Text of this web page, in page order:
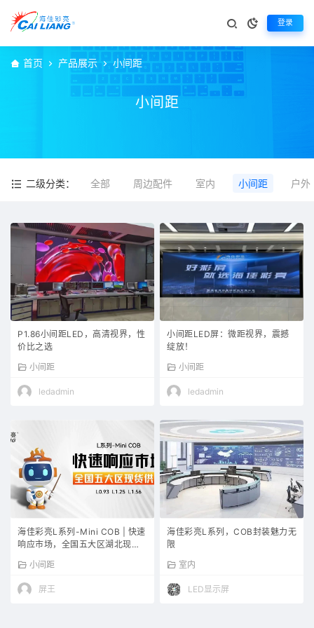
登录
首页 产品展示 小间距
小间距
二级分类： 全部 周边配件 室内 小间距 户外
P1.86小间距LED，高清视界，性
价比之选
小间距
ledadmin
小间距LED屏：微距视界，震撼
绽放！
小间距
ledadmin
海佳彩亮L系列-Mini COB | 快速
响应市场，全国五大区湖北现货
小间距
屏王
海佳彩亮L系列，COB封装魅力无
限
室内
LED显示屏